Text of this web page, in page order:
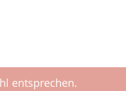
entsprechen.